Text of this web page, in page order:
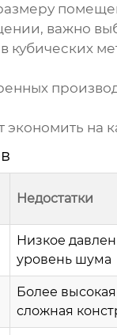
важно
кубических
на
Недостатки
Низкое
уровень шума
Более
сложная